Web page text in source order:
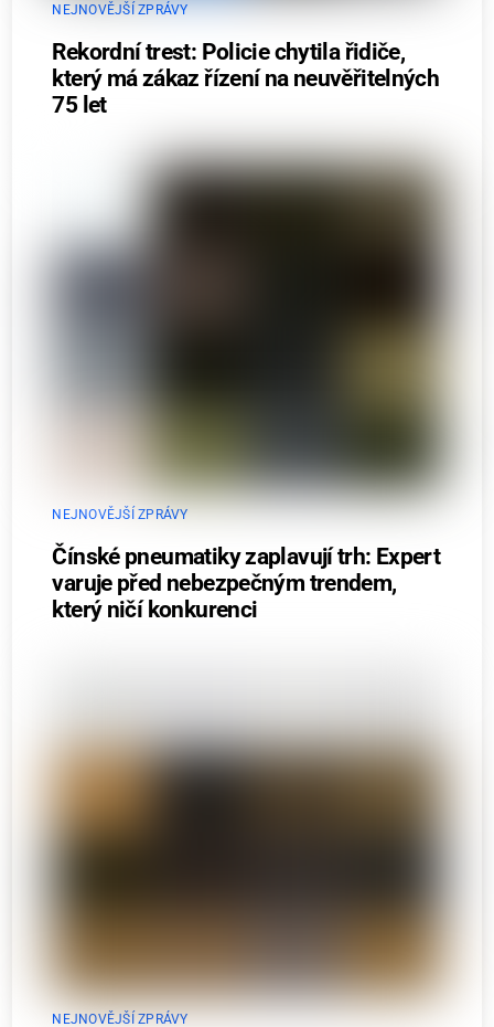
NEJNOVĚJŠÍ ZPRÁVY
Rekordní trest: Policie chytila řidiče,
který má zákaz řízení na neuvěřitelných
75 let
NEJNOVĚJŠÍ ZPRÁVY
Čínské pneumatiky zaplavují trh: Expert
varuje před nebezpečným trendem,
který ničí konkurenci
NEJNOVĚJŠÍ ZPRÁVY